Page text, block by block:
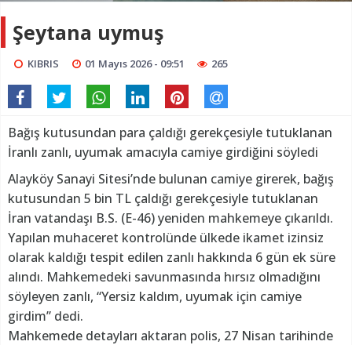
Şeytana uymuş
KIBRIS 01 Mayıs 2026 - 09:51 265
Bağış kutusundan para çaldığı gerekçesiyle tutuklanan
İranlı zanlı, uyumak amacıyla camiye girdiğini söyledi
Alayköy Sanayi Sitesi’nde bulunan camiye girerek, bağış
kutusundan 5 bin TL çaldığı gerekçesiyle tutuklanan
İran vatandaşı B.S. (E-46) yeniden mahkemeye çıkarıldı.
Yapılan muhaceret kontrolünde ülkede ikamet izinsiz
olarak kaldığı tespit edilen zanlı hakkında 6 gün ek süre
alındı. Mahkemedeki savunmasında hırsız olmadığını
söyleyen zanlı, “Yersiz kaldım, uyumak için camiye
girdim” dedi.
Mahkemede detayları aktaran polis, 27 Nisan tarihinde